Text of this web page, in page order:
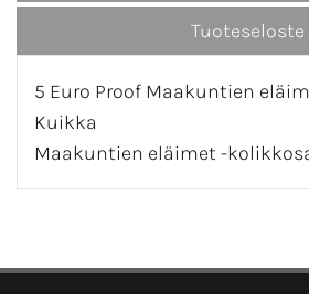
Tuoteseloste
5 Euro Proof Maakuntien
Kuikka
Maakuntien eläimet -